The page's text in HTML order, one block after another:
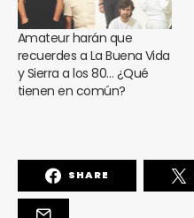
Amateur harán que
recuerdes a La Buena Vida
y Sierra a los 80… ¿Qué
tienen en común?
SHARE